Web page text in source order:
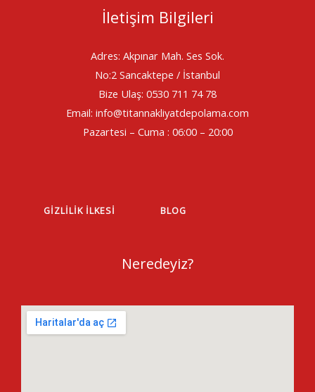
İletişim Bilgileri
Adres: Akpınar Mah. Ses Sok.
No:2 Sancaktepe / İstanbul
Bize Ulaş: 0530 711 74 78
Email: info@titannakliyatdepolama.com
Pazartesi – Cuma : 06:00 – 20:00
GIZLILIK İLKESI BLOG
Neredeyiz?